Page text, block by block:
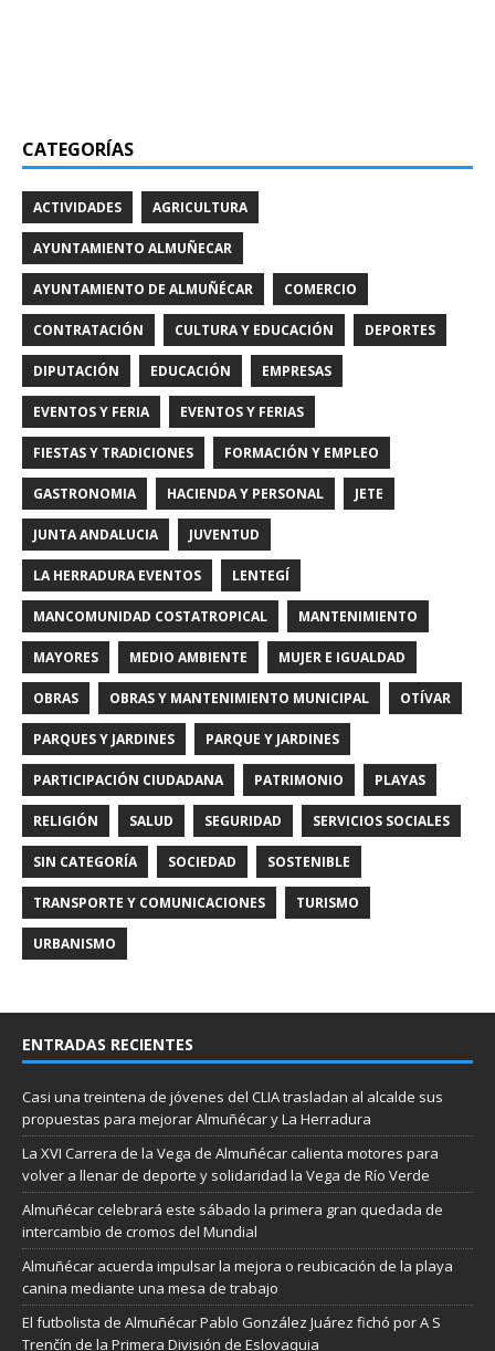
CATEGORÍAS
ACTIVIDADES AGRICULTURA
AYUNTAMIENTO ALMUÑECAR
AYUNTAMIENTO DE ALMUÑÉCAR COMERCIO
CONTRATACIÓN CULTURA Y EDUCACIÓN DEPORTES
DIPUTACIÓN EDUCACIÓN EMPRESAS
EVENTOS Y FERIA EVENTOS Y FERIAS
FIESTAS Y TRADICIONES FORMACIÓN Y EMPLEO
GASTRONOMIA HACIENDA Y PERSONAL JETE
JUNTA ANDALUCIA JUVENTUD
LA HERRADURA EVENTOS LENTEGÍ
MANCOMUNIDAD COSTATROPICAL MANTENIMIENTO
MAYORES MEDIO AMBIENTE MUJER E IGUALDAD
OBRAS OBRAS Y MANTENIMIENTO MUNICIPAL OTÍVAR
PARQUES Y JARDINES PARQUE Y JARDINES
PARTICIPACIÓN CIUDADANA PATRIMONIO PLAYAS
RELIGIÓN SALUD SEGURIDAD SERVICIOS SOCIALES
SIN CATEGORÍA SOCIEDAD SOSTENIBLE
TRANSPORTE Y COMUNICACIONES TURISMO
URBANISMO
ENTRADAS RECIENTES
Casi una treintena de jóvenes del CLIA trasladan al alcalde sus
propuestas para mejorar Almuñécar y La Herradura
La XVI Carrera de la Vega de Almuñécar calienta motores para
volver a llenar de deporte y solidaridad la Vega de Río Verde
Almuñécar celebrará este sábado la primera gran quedada de
intercambio de cromos del Mundial
Almuñécar acuerda impulsar la mejora o reubicación de la playa
canina mediante una mesa de trabajo
El futbolista de Almuñécar Pablo González Juárez fichó por A S
Trenčín de la Primera División de Eslovaquia